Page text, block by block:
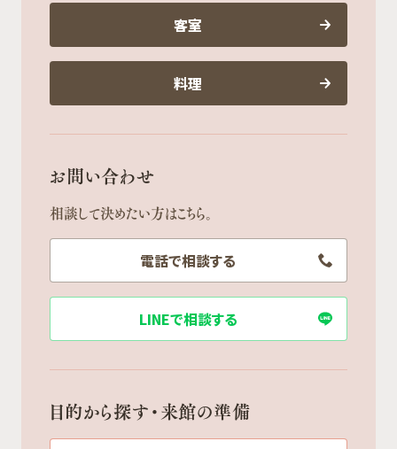
客室
料理
お問い合わせ
相談して決めたい方はこちら。
電話で相談する
LINEで相談する
目的から探す・来館の準備